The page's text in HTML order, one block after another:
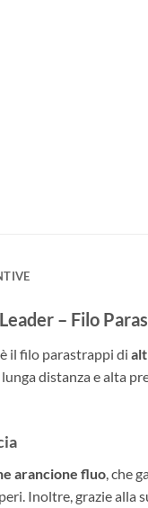
– Filo
è il filo parastrappi di
distanza e alta
arancione fluo , che
Inoltre, grazie alla